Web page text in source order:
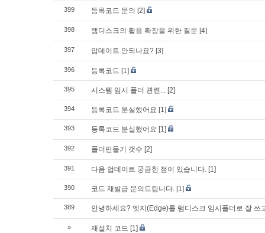
399 등록코드 문의 [2]
398 램디스크의 활용 확장을 위한 질문 [4]
397 압데이트 안되나요? [3]
396 등록코드 [1]
395 시스템 임시 폴더 관련... [2]
394 등록코드 분실했어요 [1]
393 등록코드 분실했어요 [1]
392 폴더만들기 갯수 [2]
391 다음 업데이트 궁금한 점이 있습니다. [1]
390 코드 재발급 문의드립니다. [1]
389 안녕하세요? 엣지(Edge)를 램디스크 임시폴더로 잘
» 재설치 코드 [1]